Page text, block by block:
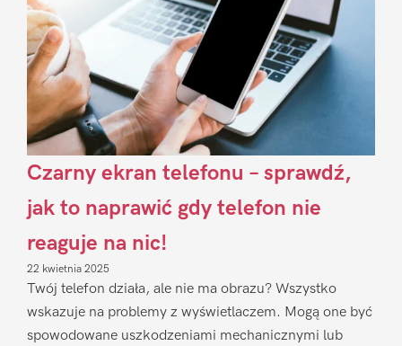
Czarny ekran telefonu – sprawdź,
jak to naprawić gdy telefon nie
reaguje na nic!
22 kwietnia 2025
Twój telefon działa, ale nie ma obrazu? Wszystko
wskazuje na problemy z wyświetlaczem. Mogą one być
spowodowane uszkodzeniami mechanicznymi lub